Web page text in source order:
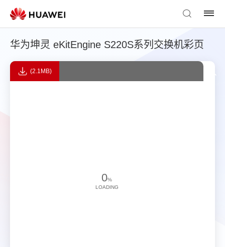
华为坤灵 eKitEngine S220S系列交换机彩页
(2.1MB)
0%
LOADING